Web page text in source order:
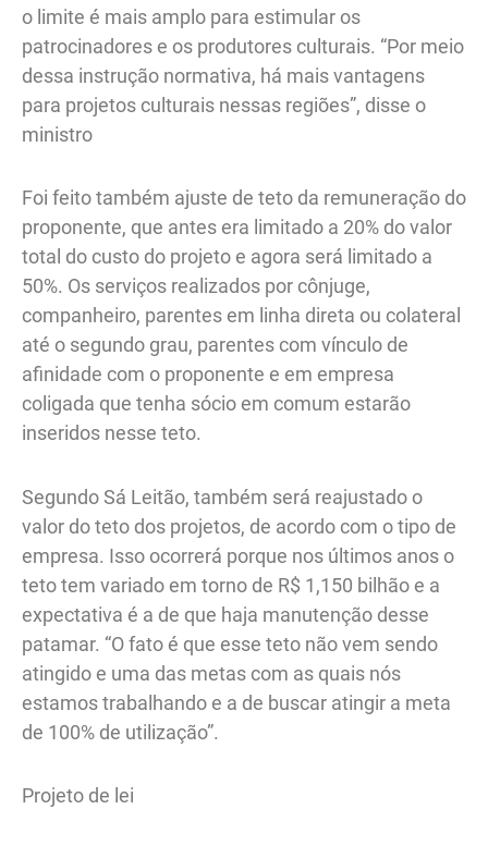
o limite é mais amplo para estimular os
patrocinadores e os produtores culturais. “Por meio
dessa instrução normativa, há mais vantagens
para projetos culturais nessas regiões”, disse o
ministro
Foi feito também ajuste de teto da remuneração do
proponente, que antes era limitado a 20% do valor
total do custo do projeto e agora será limitado a
50%. Os serviços realizados por cônjuge,
companheiro, parentes em linha direta ou colateral
até o segundo grau, parentes com vínculo de
afinidade com o proponente e em empresa
coligada que tenha sócio em comum estarão
inseridos nesse teto.
Segundo Sá Leitão, também será reajustado o
valor do teto dos projetos, de acordo com o tipo de
empresa. Isso ocorrerá porque nos últimos anos o
teto tem variado em torno de R$ 1,150 bilhão e a
expectativa é a de que haja manutenção desse
patamar. “O fato é que esse teto não vem sendo
atingido e uma das metas com as quais nós
estamos trabalhando e a de buscar atingir a meta
de 100% de utilização”.
Projeto de lei